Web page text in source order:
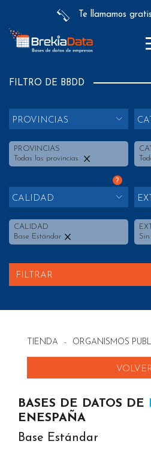
Te llamamos gratis
FILTRO DE BBDD
PROVINCIAS
PROVINCIAS
Todas las provincias
?
CALIDAD
CALIDAD
Base Estándar
Sin
FILTRAR
TIENDA - ORGANISMOS
BASES DE DATOS DE
ENESPAÑA
Base Estándar